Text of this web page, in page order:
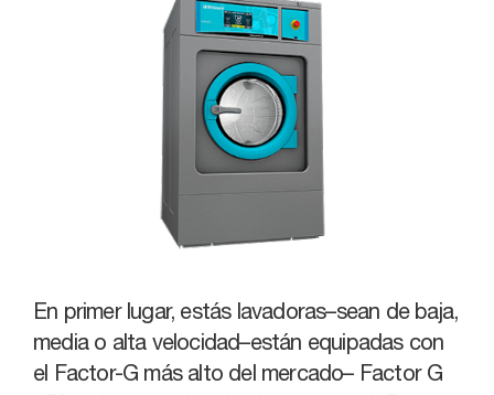
En primer lugar, estás lavadoras–sean de baja,
media o alta velocidad–están equipadas con
el Factor-G más alto del mercado– Factor G